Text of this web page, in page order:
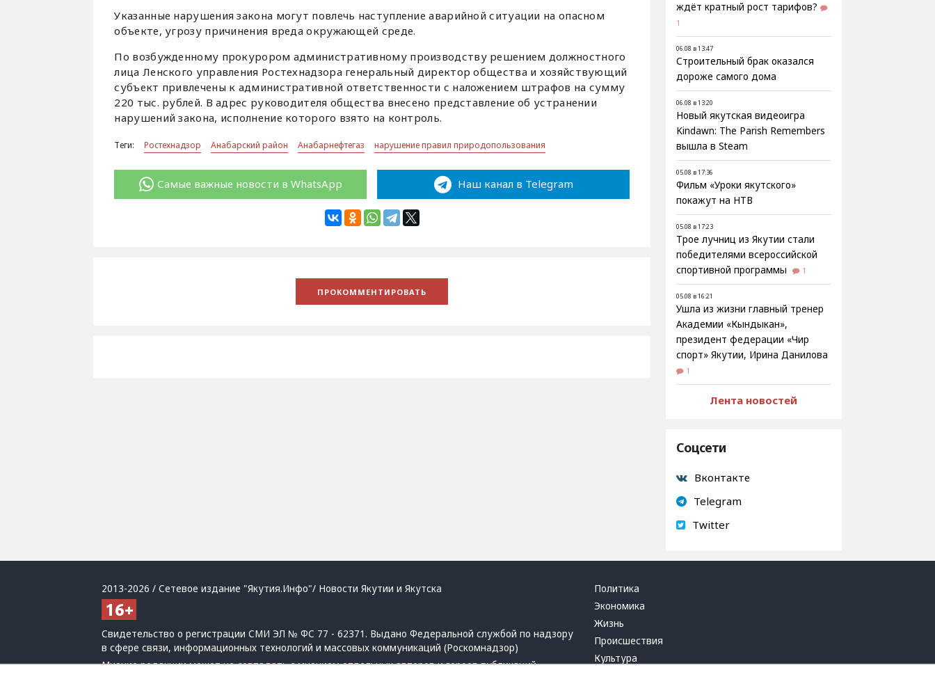
Указанные нарушения закона могут повлечь наступление аварийной ситуации на опасном
объекте, угрозу причинения вреда окружающей среде.
По возбужденному прокурором административному производству решением должностного
лица Ленского управления Ростехнадзора генеральный директор общества и хозяйствующий
субъект привлечены к административной ответственности с наложением штрафов на сумму
220 тыс. рублей. В адрес руководителя общества внесено представление об устранении
нарушений закона, исполнение которого взято на контроль.
Теги: Ростехнадзор Анабарский район Анабарнефтегаз нарушение правил природопользования
Самые важные новости в WhatsApp Наш канал в Telegram
ждёт кратный рост тарифов?
1
06.08 в 13:47
Строительный брак оказался
дороже самого дома
06.08 в 13:20
Новый якутская видеоигра
Kindawn: The Parish Remembers
вышла в Steam
05.08 в 17:36
Фильм «Уроки якутского»
покажут на НТВ
05.08 в 17:23
Трое лучниц из Якутии стали
победителями всероссийской
спортивной программы
1
05.08 в 16:21
Ушла из жизни главный тренер
Академии «Кындыкан»,
президент федерации «Чир
спорт» Якутии, Ирина Данилова
1
Лента новостей
Соцсети
Вконтакте
Telegram
Twitter
2013-2026 / Сетевое издание "Якутия.Инфо"/ Новости Якутии и Якутска
Свидетельство о регистрации СМИ ЭЛ № ФС 77 - 62371. Выдано Федеральной службой по надзору
в сфере связи, информационных технологий и массовых коммуникаций (Роскомнадзор)
Мнение редакции может не совпадать с мнением отдельных авторов и героев публикаций.
Политика
Экономика
Жизнь
Происшествия
Культура